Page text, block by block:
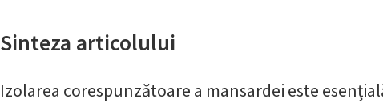
Sinteza articolului
Izolarea corespunzătoare a mansardei este